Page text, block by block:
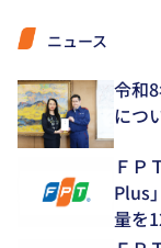
ニュース
令和
につ
ＦＰ
Plus
量を